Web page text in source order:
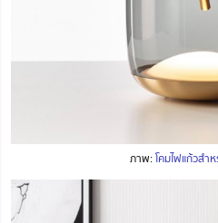
ภาพ:โคมไฟแก้วสำ